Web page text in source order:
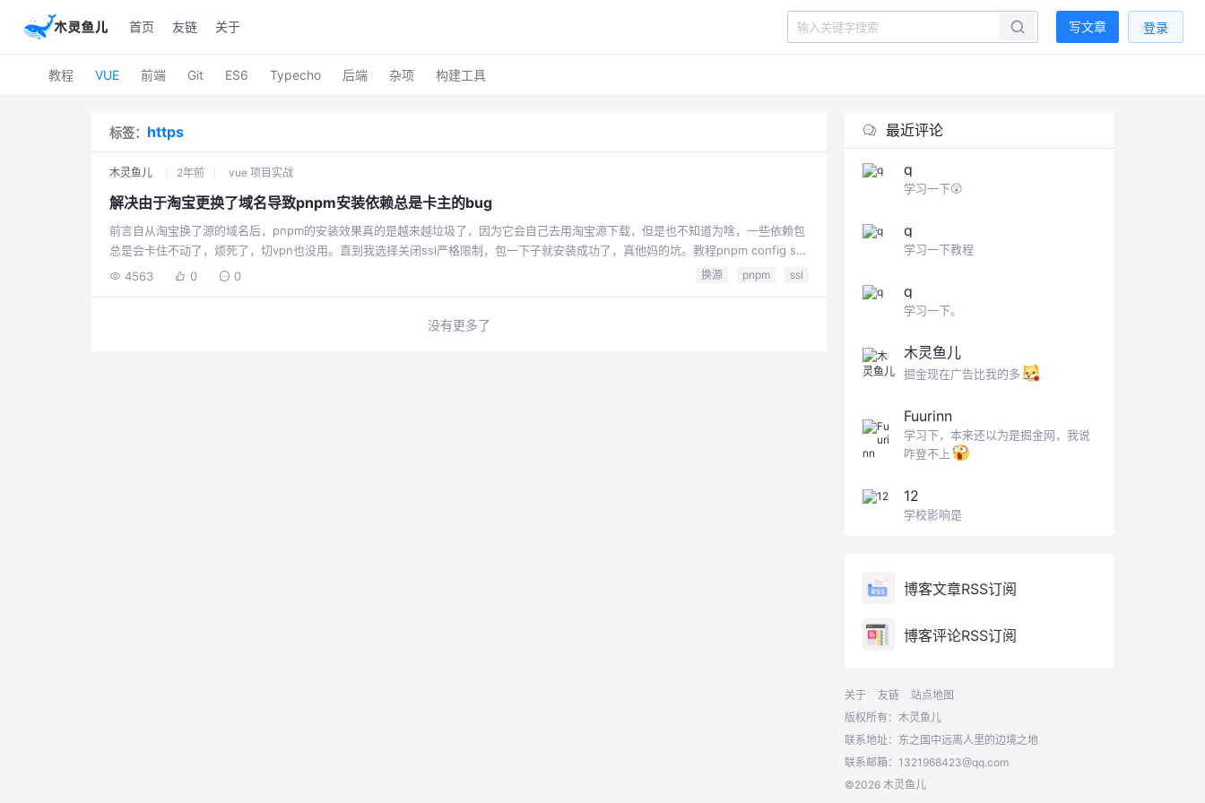
首页 友链 关于 写文章 登录
教程 VUE 前端 Git ES6 Typecho 后端 杂项 构建工具
标签： https
木灵鱼儿 2年前 vue 项目实战
解决由于淘宝更换了域名导致pnpm安装依赖总是卡主的bug
前言自从淘宝换了源的域名后，pnpm的安装效果真的是越来越垃圾了，因为它会自己去用淘宝源下载，但是也不知道为啥，一些依赖包
总是会卡住不动了，烦死了，切vpn也没用。直到我选择关闭ssl严格限制，包一下子就安装成功了，真他妈的坑。教程pnpm config set
strict-ssl false大家有需要自己试试。
4563 0 0 换源 pnpm ssl
没有更多了
最近评论
q
学习一下😲
q
学习一下教程
q
学习一下。
木灵鱼儿
掘金现在广告比我的多
Fuurinn
学习下，本来还以为是掘金网，我说
咋登不上
12
学校影响是
博客文章RSS订阅
博客评论RSS订阅
关于 友链
站点地图
版权所有：木灵鱼儿
联系地址：东之国中远离人里的边境之地
联系邮箱： 1321968423@qq.com
©2026 木灵鱼儿